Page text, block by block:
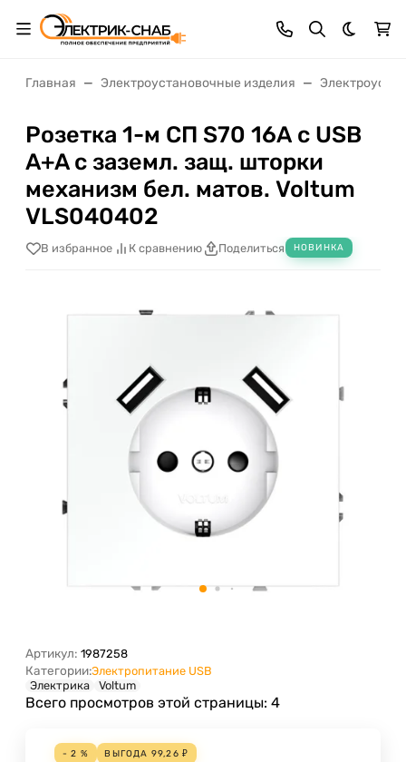
Темная
Главная Электроустановочные изделия
Розетка 1-м СП S70 16А с USB
A+A с заземл. защ. шторки
механизм бел. матов. Voltum
VLS040402
В избранное К сравнению Поделиться НОВИНКА
Артикул: 1987258
Категории:Электропитание USB
Электрика
Voltum
Всего просмотров этой страницы: 4
- 2 % ВЫГОДА 99,26 ₽